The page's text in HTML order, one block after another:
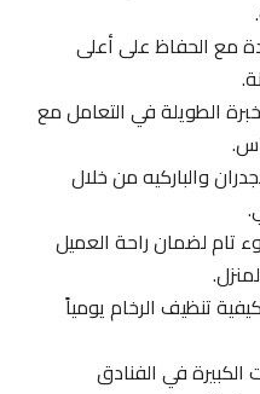
الحفاظ على أعلى
الطويلة في التعامل مع
والباركيه من خلال
لضمان راحة العميل
تنظيف الرخام يومياً
في الفنادق